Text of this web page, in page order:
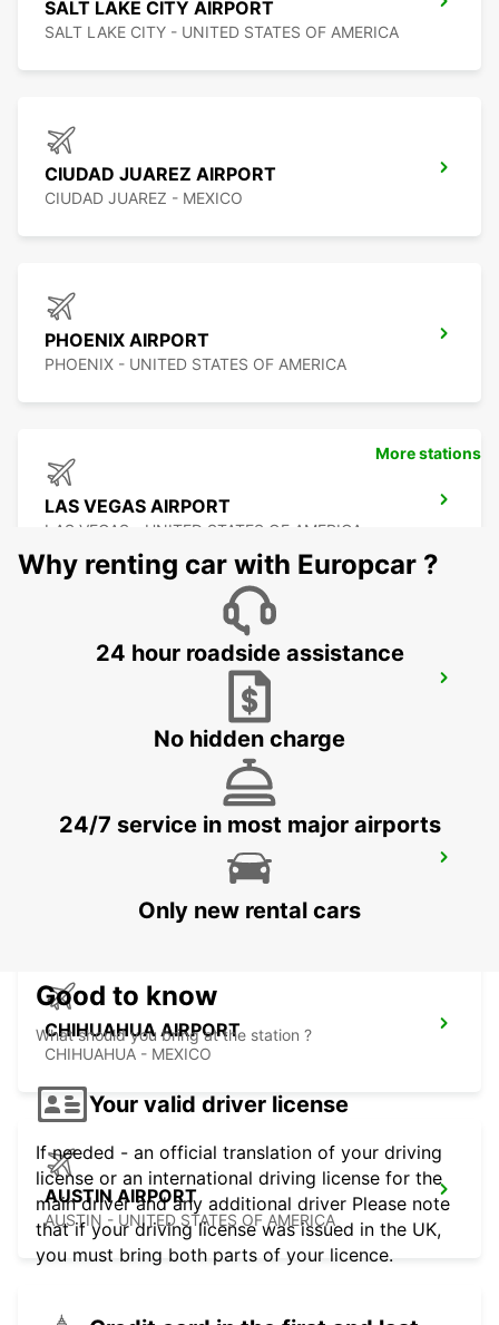
SALT LAKE CITY AIRPORT
SALT LAKE CITY - UNITED STATES OF AMERICA
CIUDAD JUAREZ AIRPORT
CIUDAD JUAREZ - MEXICO
PHOENIX AIRPORT
PHOENIX - UNITED STATES OF AMERICA
LAS VEGAS AIRPORT
LAS VEGAS - UNITED STATES OF AMERICA
DALLAS FORT WORTH INTERNATIONAL
DALLAS - UNITED STATES OF AMERICA
CHIHUAHUA AIRPORT
CHIHUAHUA - MEXICO
AUSTIN AIRPORT
AUSTIN - UNITED STATES OF AMERICA
More stations
Why renting car with Europcar ?
24 hour roadside assistance
No hidden charge
24/7 service in most major airports
Only new rental cars
Good to know
What should you bring at the station ?
Your valid driver license
If needed - an official translation of your driving
license or an international driving license for the
main driver and any additional driver Please note
that if your driving license was issued in the UK,
you must bring both parts of your licence.